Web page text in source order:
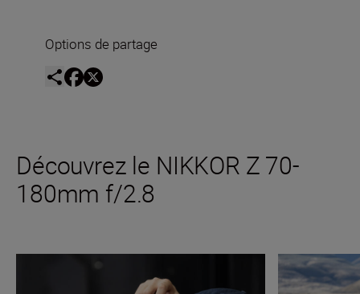
Options de partage
Découvrez le NIKKOR Z 70-
180mm f/2.8